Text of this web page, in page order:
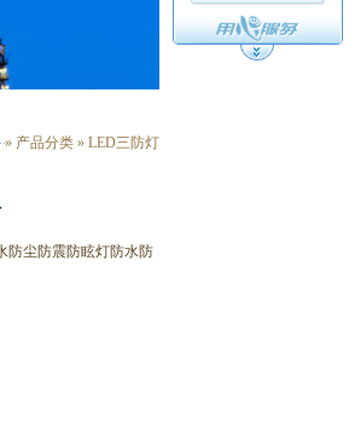
» 产品分类 » LED三防灯
防尘防震防眩灯防水防